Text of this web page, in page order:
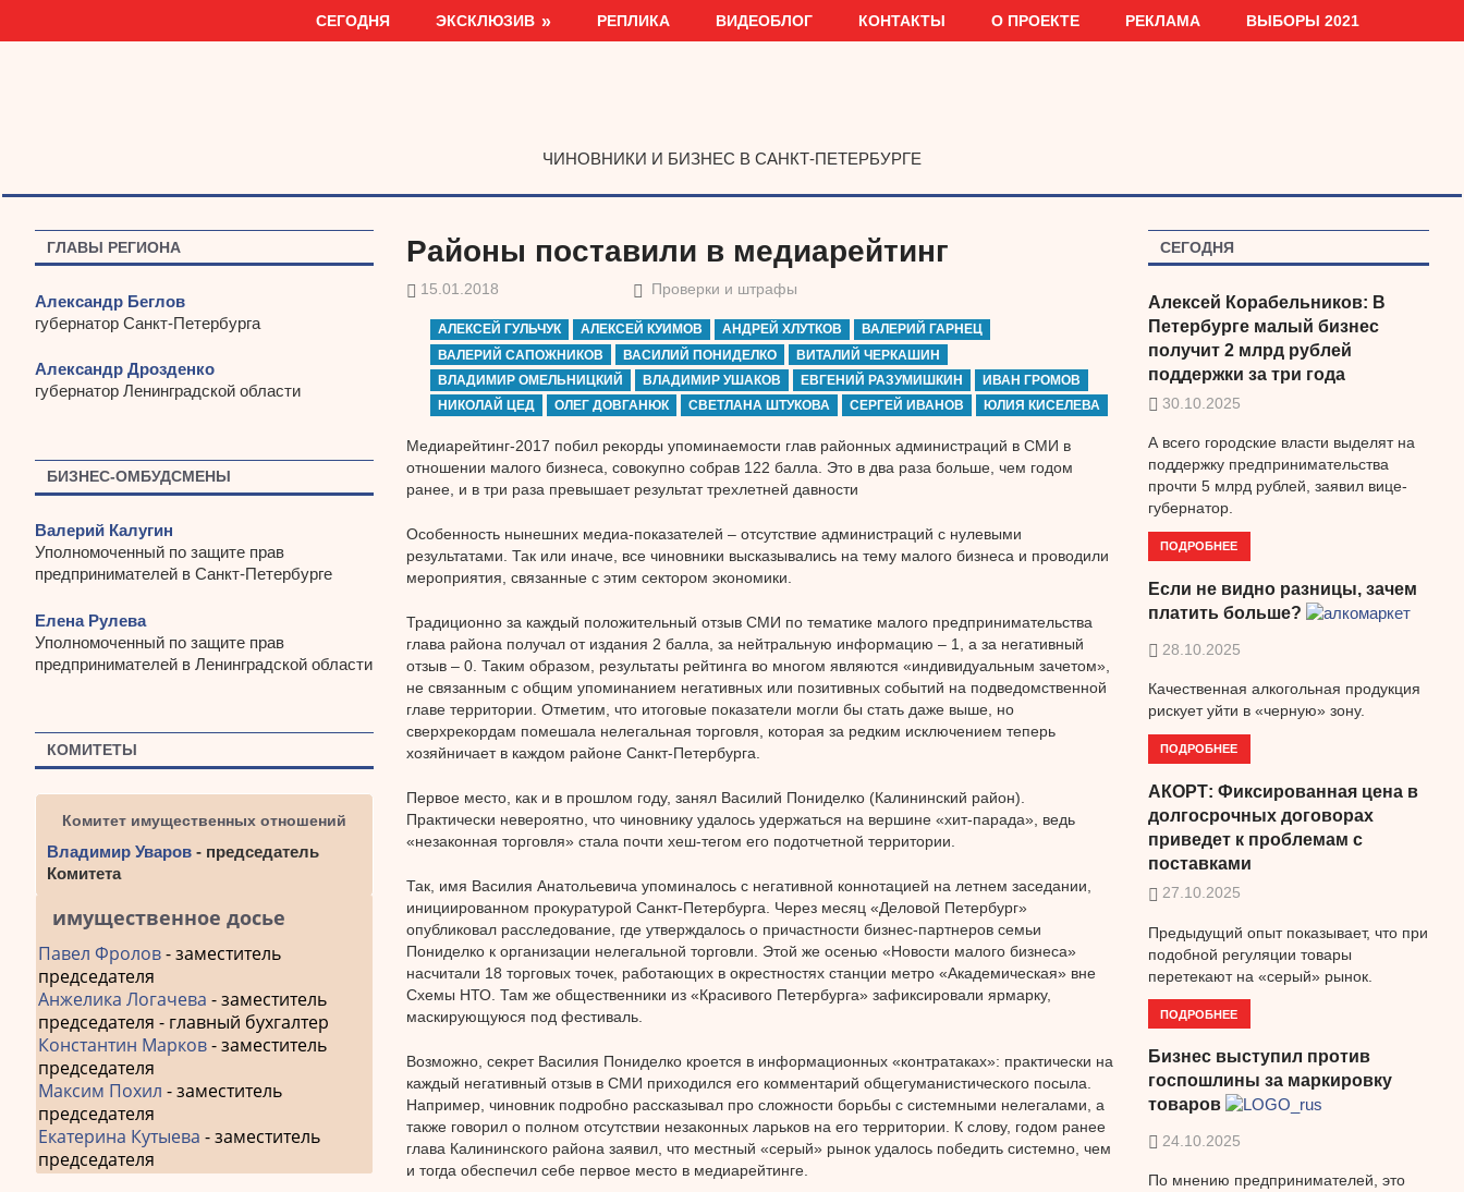
СЕГОДНЯ ЭКСКЛЮЗИВ РЕПЛИКА ВИДЕОБЛОГ КОНТАКТЫ О ПРОЕКТЕ РЕКЛАМА ВЫБОРЫ 2021
ЧИНОВНИКИ И БИЗНЕС В САНКТ-ПЕТЕРБУРГЕ
Районы поставили в медиарейтинг
15.01.2018 Проверки и штрафы
АЛЕКСЕЙ ГУЛЬЧУК АЛЕКСЕЙ КУИМОВ АНДРЕЙ ХЛУТКОВ
ВАЛЕРИЙ ГАРНЕЦ
ВАЛЕРИЙ САПОЖНИКОВ
ВАСИЛИЙ ПОНИДЕЛКО
ВИТАЛИЙ ЧЕРКАШИН
ВЛАДИМИР ОМЕЛЬНИЦКИЙ
ВЛАДИМИР УШАКОВ ЕВГЕНИЙ РАЗУМИШКИН
ИВАН ГРОМОВ
НИКОЛАЙ ЦЕД
ОЛЕГ ДОВГАНЮК СВЕТЛАНА ШТУКОВА СЕРГЕЙ ИВАНОВ ЮЛИЯ КИСЕЛЕВА
Медиарейтинг-2017 побил рекорды упоминаемости глав районных администраций в СМИ в
отношении малого бизнеса, совокупно собрав 122 балла. Это в два раза больше, чем годом
ранее, и в три раза превышает результат трехлетней давности
Особенность нынешних медиа-показателей – отсутствие администраций с нулевыми
результатами. Так или иначе, все чиновники высказывались на тему малого бизнеса и проводили
мероприятия, связанные с этим сектором экономики.
Традиционно за каждый положительный отзыв СМИ по тематике малого предпринимательства
глава района получал от издания 2 балла, за нейтральную информацию – 1, а за негативный
отзыв – 0. Таким образом, результаты рейтинга во многом являются «индивидуальным зачетом»,
не связанным с общим упоминанием негативных или позитивных событий на подведомственной
главе территории. Отметим, что итоговые показатели могли бы стать даже выше, но
сверхрекордам помешала нелегальная торговля, которая за редким исключением теперь
хозяйничает в каждом районе Санкт-Петербурга.
Первое место, как и в прошлом году, занял Василий Пониделко (Калининский район).
Практически невероятно, что чиновнику удалось удержаться на вершине «хит-парада», ведь
«незаконная торговля» стала почти хеш-тегом его подотчетной территории.
Так, имя Василия Анатольевича упоминалось с негативной коннотацией на летнем заседании,
инициированном прокуратурой Санкт-Петербурга. Через месяц «Деловой Петербург»
опубликовал расследование, где утверждалось о причастности бизнес-партнеров семьи
Пониделко к организации нелегальной торговли. Этой же осенью «Новости малого бизнеса»
насчитали 18 торговых точек, работающих в окрестностях станции метро «Академическая» вне
Схемы НТО. Там же общественники из «Красивого Петербурга» зафиксировали ярмарку,
маскирующуюся под фестиваль.
Возможно, секрет Василия Пониделко кроется в информационных «контратаках»: практически на
каждый негативный отзыв в СМИ приходился его комментарий общегуманистического посыла.
Например, чиновник подробно рассказывал про сложности борьбы с системными нелегалами, а
также говорил о полном отсутствии незаконных ларьков на его территории. К слову, годом ранее
глава Калининского района заявил, что местный «серый» рынок удалось победить системно, чем
и тогда обеспечил себе первое место в медиарейтинге.
ГЛАВЫ РЕГИОНА
Александр Беглов
губернатор Санкт-Петербурга
Александр Дрозденко
губернатор Ленинградской области
БИЗНЕС-ОМБУДСМЕНЫ
Валерий Калугин
Уполномоченный по защите прав
предпринимателей в Санкт-Петербурге
Елена Рулева
Уполномоченный по защите прав
предпринимателей в Ленинградской области
КОМИТЕТЫ
Комитет имущественных отношений
Владимир Уваров - председатель
Комитета
имущественное досье
Павел Фролов- заместитель
председателя
Анжелика Логачева - заместитель
председателя - главный бухгалтер
Константин Марков- заместитель
председателя
Максим Похил - заместитель
председателя
Екатерина Кутыева - заместитель
председателя
СЕГОДНЯ
Алексей Корабельников: В
Петербурге малый бизнес
получит 2 млрд рублей
поддержки за три года
30.10.2025
А всего городские власти выделят на
поддержку предпринимательства
прочти 5 млрд рублей, заявил вице-
губернатор.
ПОДРОБНЕЕ
Если не видно разницы, зачем
платить больше?
28.10.2025
Качественная алкогольная продукция
рискует уйти в «черную» зону.
ПОДРОБНЕЕ
АКОРТ: Фиксированная цена в
долгосрочных договорах
приведет к проблемам с
поставками
27.10.2025
Предыдущий опыт показывает, что при
подобной регуляции товары
перетекают на «серый» рынок.
ПОДРОБНЕЕ
Бизнес выступил против
госпошлины за маркировку
товаров
24.10.2025
По мнению предпринимателей, это